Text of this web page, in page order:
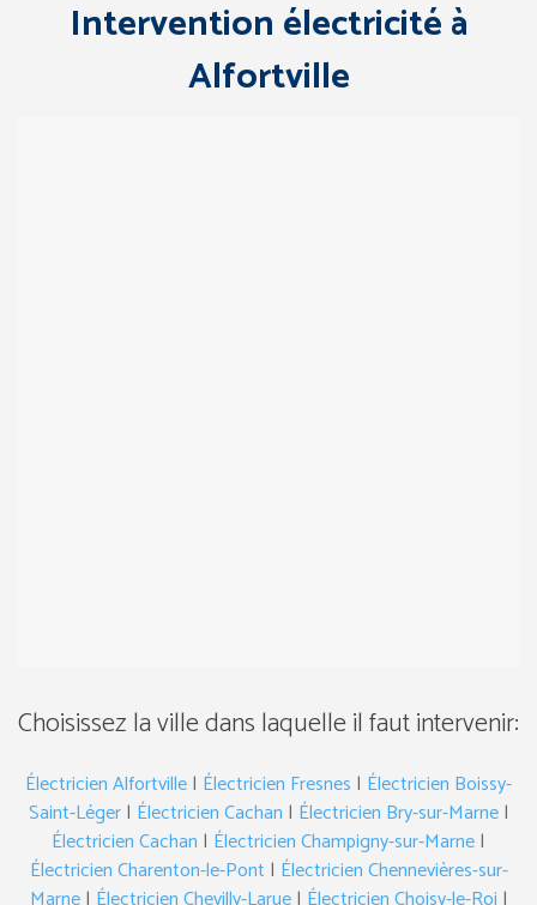
Intervention électricité à
Alfortville
Choisissez la ville dans laquelle il faut intervenir:
Électricien Alfortville| Électricien Fresnes | Électricien Boissy-
Saint-Léger| Électricien Cachan | Électricien Bry-sur-Marne|
Électricien Cachan | Électricien Champigny-sur-Marne|
Électricien Charenton-le-Pont | Électricien Chennevières-sur-